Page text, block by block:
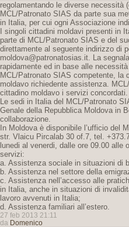
regolamentando le diverse necessità
MCL/Patronato SIAS da parte sua
in Italia, per cui ogni Associazione
I singoli cittadini moldavi presenti in
parte di MCL/Patronato SIAS e del
direttamente al seguente indirizzo di
moldova@patronatosias.it. La
rapidamente ed in base alle
MCL/Patronato SIAS competente, la
moldavo richiedente assistenza.
cittadino moldavo i servizi concordati.
Le sedi in Italia del MCL/Patronato
Genale della Repubblica Moldova in
collaborazione.
In Moldova è disponibile l’ufficio del
str. Vlaicu Pircalab 30 of.7, tel.
lunedi al venerdi, dalle ore 09.00 alle
servizi:
a. Assistenza sociale in situazioni di
b. Assistenza nel settore della
c. Assistenza nell’accesso alle
in Italia, anche in situazioni di
lavoro avvenuti in Italia;
d. Assistenza familiari all’estero.
27 feb 2013 21:11
da Domenico